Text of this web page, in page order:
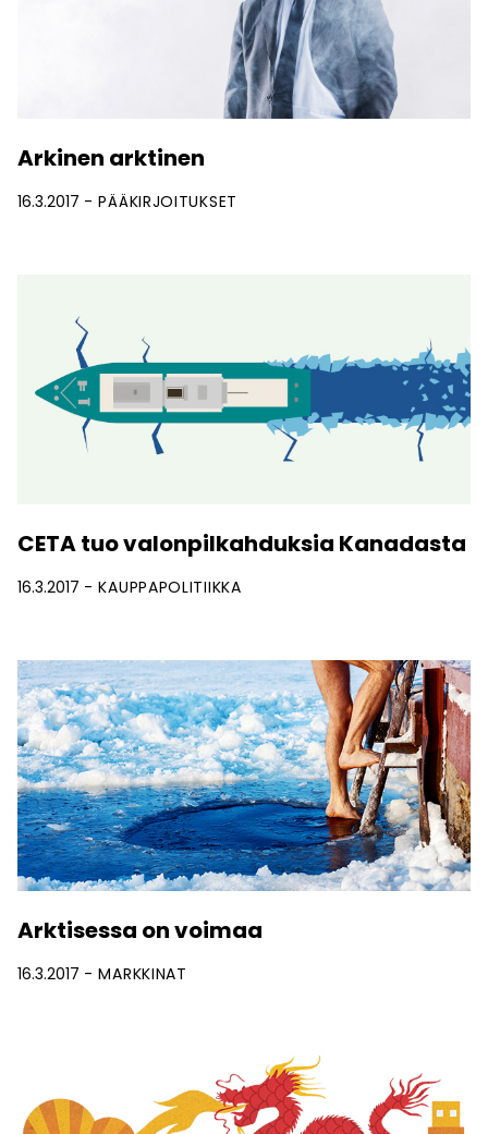
Arkinen arktinen
16.3.2017 PÄÄKIRJOITUKSET
CETA tuo valonpilkahduksia Kanadasta
16.3.2017 KAUPPAPOLITIIKKA
Arktisessa on voimaa
16.3.2017 MARKKINAT